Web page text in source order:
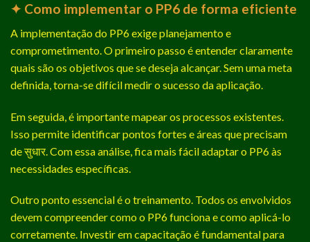
✦ Como implementar o PP6 de forma eficiente
A implementação do PP6 exige planejamento e
comprometimento. O primeiro passo é entender claramente
quais são os objetivos que se deseja alcançar. Sem uma meta
definida, torna-se difícil medir o sucesso da aplicação.
Em seguida, é importante mapear os processos existentes.
Isso permite identificar pontos fortes e áreas que precisam
de सुधार. Com essa análise, fica mais fácil adaptar o PP6 às
necessidades específicas.
Outro ponto essencial é o treinamento. Todos os envolvidos
devem compreender como o PP6 funciona e como aplicá-lo
corretamente. Investir em capacitação é fundamental para